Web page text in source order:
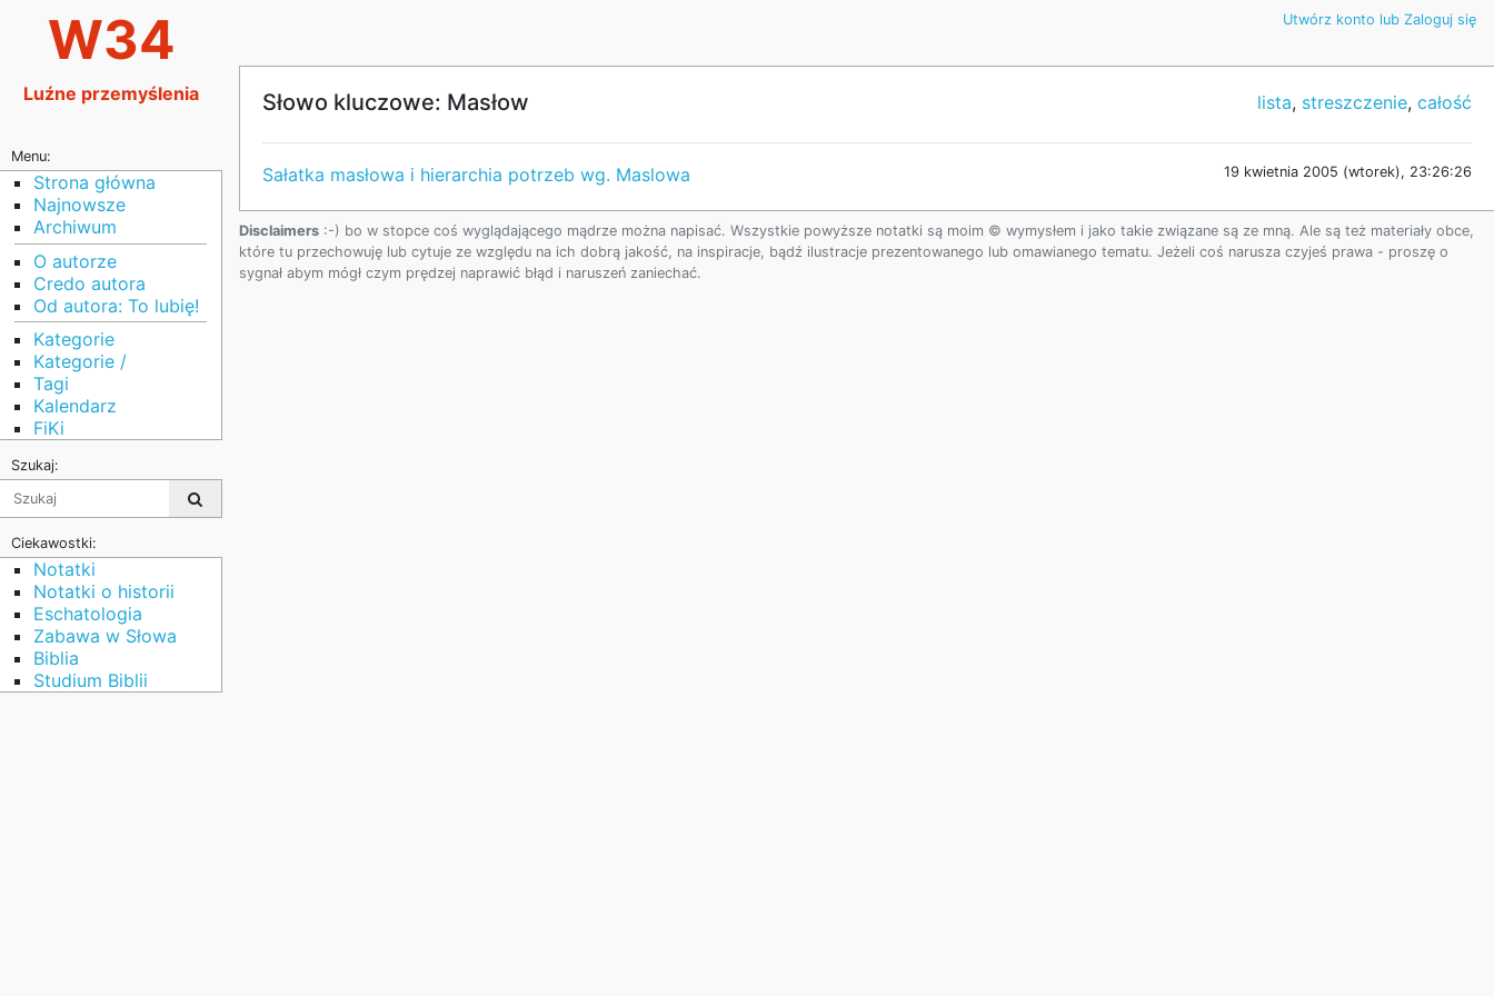
W34
Luźne przemyślenia
Menu:
Strona główna
Najnowsze
Archiwum
O autorze
Credo autora
Od autora: To lubię!
Kategorie
Kategorie /
Tagi
Kalendarz
FiKi
Szukaj:
Ciekawostki:
Notatki
Notatki o historii
Eschatologia
Zabawa w Słowa
Biblia
Studium Biblii
Utwórz konto lub Zaloguj się
Słowo kluczowe: Masłow lista, streszczenie, całość
Sałatka masłowa i hierarchia potrzeb wg. Maslowa 19 kwietnia 2005 (wtorek), 23:26:26
Disclaimers :-) bo w stopce coś wyglądającego mądrze można napisać. Wszystkie powyższe notatki są moim © wymysłem i jako takie związane są ze mną. Ale są też materiały obce,
które tu przechowuję lub cytuje ze względu na ich dobrą jakość, na inspiracje, bądź ilustracje prezentowanego lub omawianego tematu. Jeżeli coś narusza czyjeś prawa - proszę o
sygnał abym mógł czym prędzej naprawić błąd i naruszeń zaniechać.